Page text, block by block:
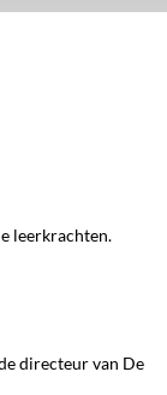
leerkrachten.
directeur van De